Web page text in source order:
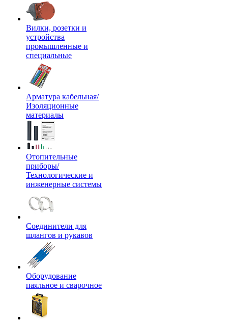
Вилки, розетки и
устройства
промышленные и
специальные
Арматура кабельная/
Изоляционные
материалы
Отопительные
приборы/
Технологические и
инженерные системы
Соединители для
шлангов и рукавов
Оборудование
паяльное и сварочное